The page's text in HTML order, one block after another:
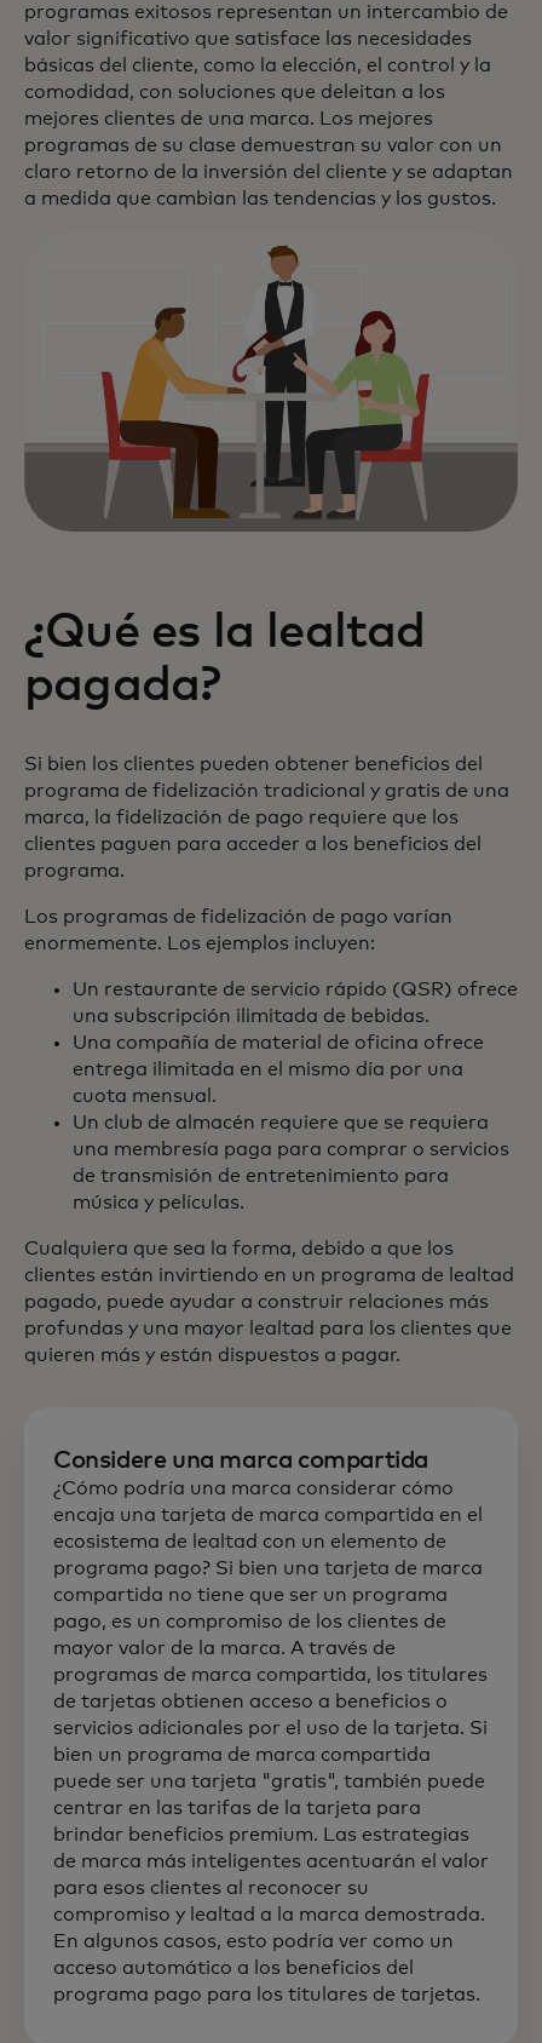
programas exitosos representan un intercambio de
valor significativo que satisface las necesidades
básicas del cliente, como la elección, el control y la
comodidad, con soluciones que deleitan a los
mejores clientes de una marca. Los mejores
programas de su clase demuestran su valor con un
claro retorno de la inversión del cliente y se adaptan
a medida que cambian las tendencias y los gustos.
¿Qué es la lealtad
pagada?
Si bien los clientes pueden obtener beneficios del
programa de fidelización tradicional y gratis de una
marca, la fidelización de pago requiere que los
clientes paguen para acceder a los beneficios del
programa.
Los programas de fidelización de pago varían
enormemente. Los ejemplos incluyen:
Un restaurante de servicio rápido (QSR) ofrece
una subscripción ilimitada de bebidas.
Una compañía de material de oficina ofrece
entrega ilimitada en el mismo día por una
cuota mensual.
Un club de almacén requiere que se requiera
una membresía paga para comprar o servicios
de transmisión de entretenimiento para
música y películas.
Cualquiera que sea la forma, debido a que los
clientes están invirtiendo en un programa de lealtad
pagado, puede ayudar a construir relaciones más
profundas y una mayor lealtad para los clientes que
quieren más y están dispuestos a pagar.
Considere una marca compartida
¿Cómo podría una marca considerar cómo
encaja una tarjeta de marca compartida en el
ecosistema de lealtad con un elemento de
programa pago? Si bien una tarjeta de marca
compartida no tiene que ser un programa
pago, es un compromiso de los clientes de
mayor valor de la marca. A través de
programas de marca compartida, los titulares
de tarjetas obtienen acceso a beneficios o
servicios adicionales por el uso de la tarjeta. Si
bien un programa de marca compartida
puede ser una tarjeta "gratis", también puede
centrar en las tarifas de la tarjeta para
brindar beneficios premium. Las estrategias
de marca más inteligentes acentuarán el valor
para esos clientes al reconocer su
compromiso y lealtad a la marca demostrada.
En algunos casos, esto podría ver como un
acceso automático a los beneficios del
programa pago para los titulares de tarjetas.